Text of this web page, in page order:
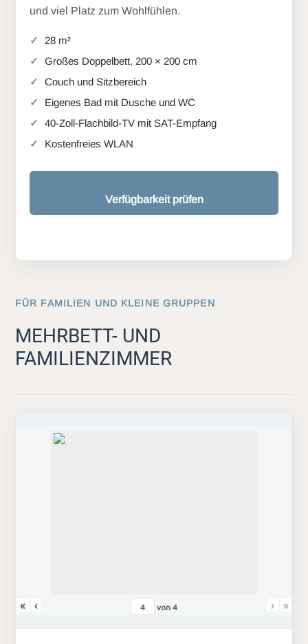
und viel Platz zum Wohlfühlen.
28 m²
Großes Doppelbett, 200 × 200 cm
Couch und Sitzbereich
Eigenes Bad mit Dusche und WC
40-Zoll-Flachbild-TV mit SAT-Empfang
Kostenfreies WLAN
Verfügbarkeit prüfen
FÜR FAMILIEN UND KLEINE GRUPPEN
MEHRBETT- UND
FAMILIENZIMMER
« ‹ von4 › »